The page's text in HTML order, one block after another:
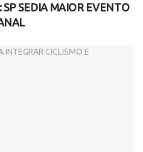
SP SEDIA MAIOR EVENTO